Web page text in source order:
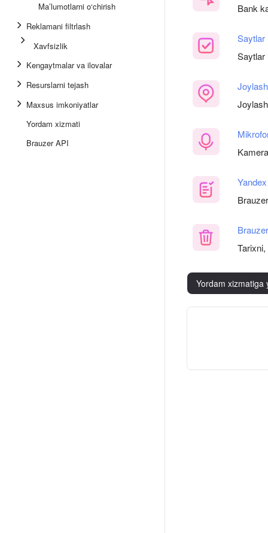
Ma’lumotlarni o‘chirish
Reklamani filtrlash
Xavfsizlik
Kengaytmalar va ilovalar
Resurslarni tejash
Maxsus imkoniyatlar
Yordam xizmati
Brauzer API
Bank
Saytlar
Saytlar
Yordam xizmatiga